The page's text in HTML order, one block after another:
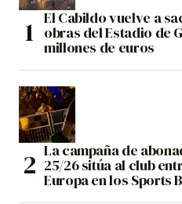
El Cabildo vuelve a
obras del Estadio de
millones de euros
La campaña de
25/26 sitúa al club
Europa en los Sports